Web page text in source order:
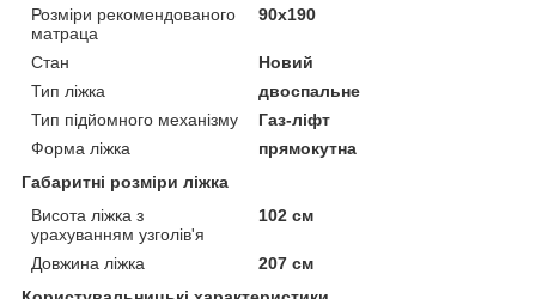
Розміри рекомендованого
матраца
90х190
Стан
Новий
Тип ліжка
двоспальне
Тип підйомного механізму
Газ-ліфт
Форма ліжка
прямокутна
Габаритні розміри ліжка
Висота ліжка з
урахуванням узголів'я
102 см
Довжина ліжка
207 см